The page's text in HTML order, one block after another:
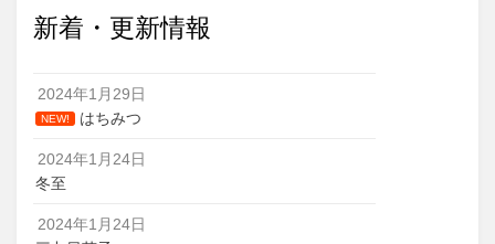
新着・更新情報
2024年1月29日
NEW! はちみつ
2024年1月24日
冬至
2024年1月24日